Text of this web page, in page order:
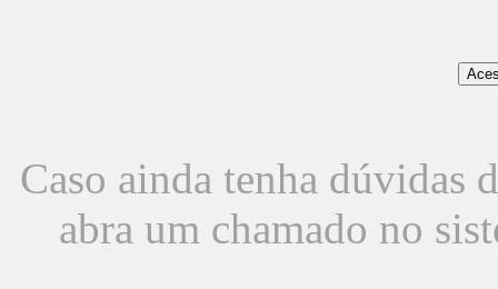
Caso ainda tenha dúvidas
abra um chamado no